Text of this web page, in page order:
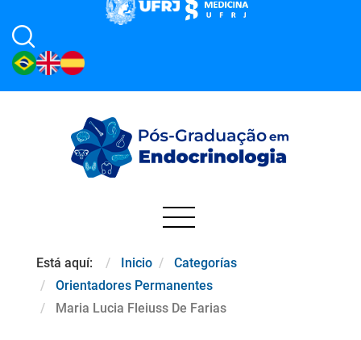
Está aquí: Inicio
Categorías
Orientadores Permanentes
Maria Lucia Fleiuss De Farias